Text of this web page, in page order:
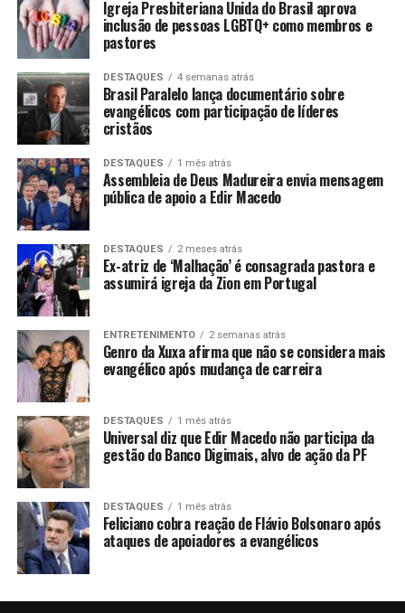
Igreja Presbiteriana Unida do Brasil aprova
inclusão de pessoas LGBTQ+ como membros e
pastores
DESTAQUES 4 semanas atrás
Brasil Paralelo lança documentário sobre
evangélicos com participação de líderes
cristãos
DESTAQUES 1 mês atrás
Assembleia de Deus Madureira envia mensagem
pública de apoio a Edir Macedo
DESTAQUES 2 meses atrás
Ex-atriz de ‘Malhação’ é consagrada pastora e
assumirá igreja da Zion em Portugal
ENTRETENIMENTO 2 semanas atrás
Genro da Xuxa afirma que não se considera mais
evangélico após mudança de carreira
DESTAQUES 1 mês atrás
Universal diz que Edir Macedo não participa da
gestão do Banco Digimais, alvo de ação da PF
DESTAQUES 1 mês atrás
Feliciano cobra reação de Flávio Bolsonaro após
ataques de apoiadores a evangélicos